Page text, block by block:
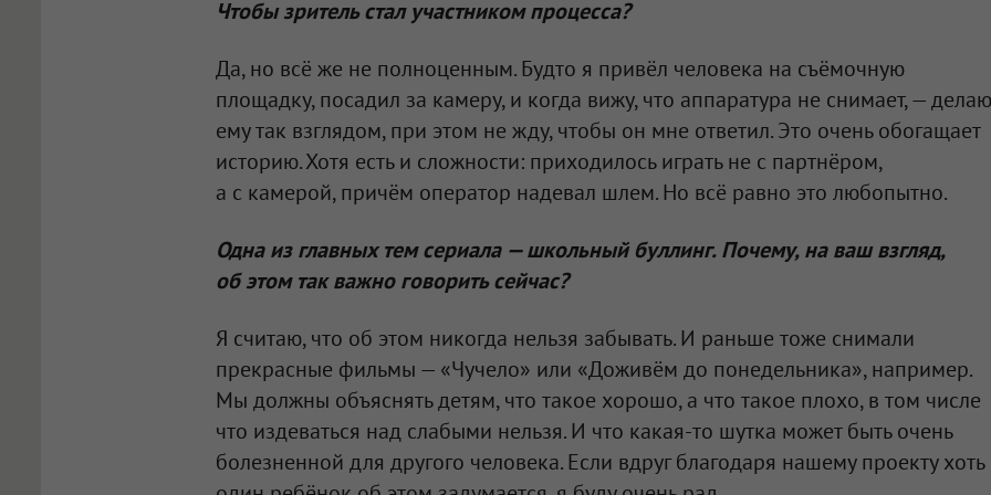
Чтобы зритель стал участником процесса?
Да, но всё же не полноценным. Будто я привёл человека на съёмочную
площадку, посадил за камеру, и когда вижу, что аппаратура не снимает, — делаю
ему так взглядом, при этом не жду, чтобы он мне ответил. Это очень обогащает
историю. Хотя есть и сложности: приходилось играть не с партнёром,
а с камерой, причём оператор надевал шлем. Но всё равно это любопытно.
Одна из главных тем сериала — школьный буллинг. Почему, на ваш взгляд,
об этом так важно говорить сейчас?
Я считаю, что об этом никогда нельзя забывать. И раньше тоже снимали
прекрасные фильмы — «Чучело» или «Доживём до понедельника», например.
Мы должны объяснять детям, что такое хорошо, а что такое плохо, в том числе
что издеваться над слабыми нельзя. И что какая-то шутка может быть очень
болезненной для другого человека. Если вдруг благодаря нашему проекту хоть